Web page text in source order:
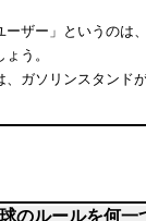
ザー」というのは
う。
ガソリンスタンド
球のルールを何